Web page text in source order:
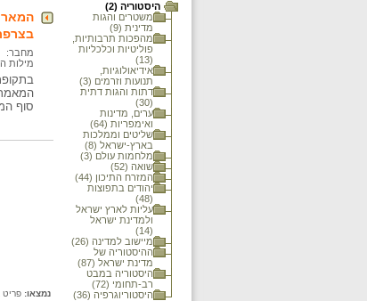
היסטוריה (2)
משטרים והגות
מדינית (9)
מהפכות תרבותיות,
פוליטיות וכלכליות
(13)
אידיאולוגיות,
תנועות וזרמים (3)
דתות והגות דתית
(30)
ערים, מדינות
ואימפריות (64)
שליטים וממלכות
בארץ-ישראל (8)
מלחמות עולם (3)
שואה (52)
המזרח התיכון (44)
יהודים בתפוצות
(48)
עליות לארץ ישראל
ולמדינת ישראל
(14)
מיישוב למדינה (26)
ההיסטוריה של
מדינת ישראל (87)
היסטוריה במבט
רב-תחומי (72)
היסטוריוגרפיה (36)
מחבר:
מילות
סוף המאה ה- 19. שרידות
נמצאו: